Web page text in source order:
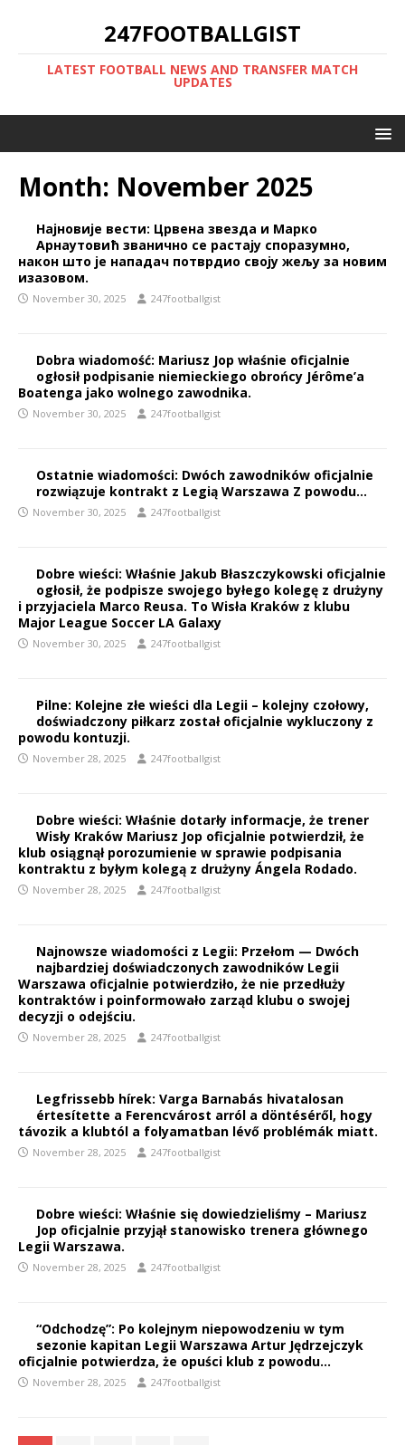
247FOOTBALLGIST
LATEST FOOTBALL NEWS AND TRANSFER MATCH
UPDATES
Month: November 2025
Најновије вести: Црвена звезда и Марко
Арнаутовић званично се растају споразумно,
након што је нападач потврдио своју жељу за новим
изазовом.
November 30, 2025 247footballgist
Dobra wiadomość: Mariusz Jop właśnie oficjalnie
ogłosił podpisanie niemieckiego obrońcy Jérôme’a
Boatenga jako wolnego zawodnika.
November 30, 2025 247footballgist
Ostatnie wiadomości: Dwóch zawodników oficjalnie
rozwiązuje kontrakt z Legią Warszawa Z powodu…
November 30, 2025 247footballgist
Dobre wieści: Właśnie Jakub Błaszczykowski oficjalnie
ogłosił, że podpisze swojego byłego kolegę z drużyny
i przyjaciela Marco Reusa. To Wisła Kraków z klubu
Major League Soccer LA Galaxy
November 30, 2025 247footballgist
Pilne: Kolejne złe wieści dla Legii – kolejny czołowy,
doświadczony piłkarz został oficjalnie wykluczony z
powodu kontuzji.
November 28, 2025 247footballgist
Dobre wieści: Właśnie dotarły informacje, że trener
Wisły Kraków Mariusz Jop oficjalnie potwierdził, że
klub osiągnął porozumienie w sprawie podpisania
kontraktu z byłym kolegą z drużyny Ángela Rodado.
November 28, 2025 247footballgist
Najnowsze wiadomości z Legii: Przełom — Dwóch
najbardziej doświadczonych zawodników Legii
Warszawa oficjalnie potwierdziło, że nie przedłuży
kontraktów i poinformowało zarząd klubu o swojej
decyzji o odejściu.
November 28, 2025 247footballgist
Legfrissebb hírek: Varga Barnabás hivatalosan
értesítette a Ferencvárost arról a döntéséről, hogy
távozik a klubtól a folyamatban lévő problémák miatt.
November 28, 2025 247footballgist
Dobre wieści: Właśnie się dowiedzieliśmy – Mariusz
Jop oficjalnie przyjął stanowisko trenera głównego
Legii Warszawa.
November 28, 2025 247footballgist
“Odchodzę”: Po kolejnym niepowodzeniu w tym
sezonie kapitan Legii Warszawa Artur Jędrzejczyk
oficjalnie potwierdza, że opuści klub z powodu…
November 28, 2025 247footballgist